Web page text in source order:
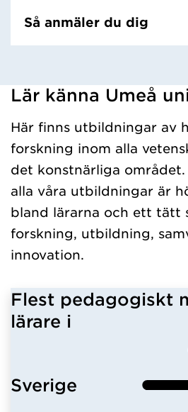
Så anmäler du dig
Har hämtat kursochkurspaket.
Lär känna Umeå
Här finns utbildningar av
forskning inom alla
det konstnärliga
alla våra utbildningar är
bland lärarna och ett tätt
forskning, utbildning,
innovation.
Flest pedagogiskt
lärare i
Sverige